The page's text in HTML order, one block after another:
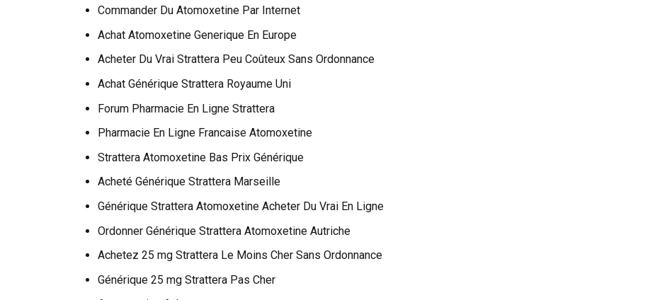
Commander Du Atomoxetine Par Internet
Achat Atomoxetine Generique En Europe
Acheter Du Vrai Strattera Peu Coûteux Sans Ordonnance
Achat Générique Strattera Royaume Uni
Forum Pharmacie En Ligne Strattera
Pharmacie En Ligne Francaise Atomoxetine
Strattera Atomoxetine Bas Prix Générique
Acheté Générique Strattera Marseille
Générique Strattera Atomoxetine Acheter Du Vrai En Ligne
Ordonner Générique Strattera Atomoxetine Autriche
Achetez 25 mg Strattera Le Moins Cher Sans Ordonnance
Générique 25 mg Strattera Pas Cher